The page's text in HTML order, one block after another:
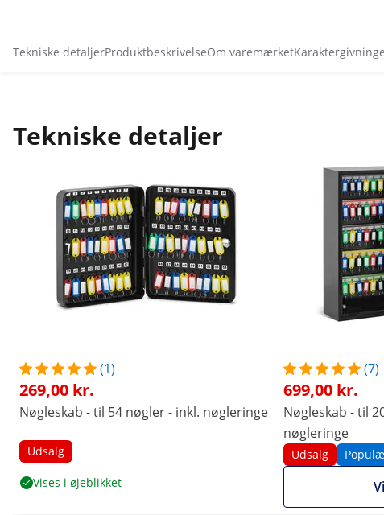
Tekniske detaljerProduktbeskrivelseOm varemærket
Tekniske detaljer
(1)
269,00 kr.
Nøgleskab - til 54 nøgler - inkl. nøgleringe
Udsalg
Vises i øjeblikket
(7)
699,00 kr.
Nøgleskab - til
nøgleringe
Udsalg